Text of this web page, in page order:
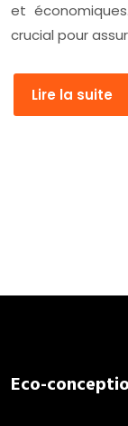
et
crucial pour
Lire la suite
Eco-